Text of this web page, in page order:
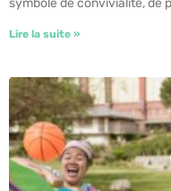
symbole de convivialité, de
Lire la suite »